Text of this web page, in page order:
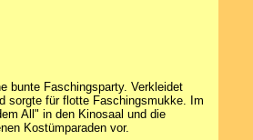
bunte Faschingsparty. Verkleidet
sorgte für flotte Faschingsmukke. Im
All" in den Kinosaal und die
Kostümparaden vor.